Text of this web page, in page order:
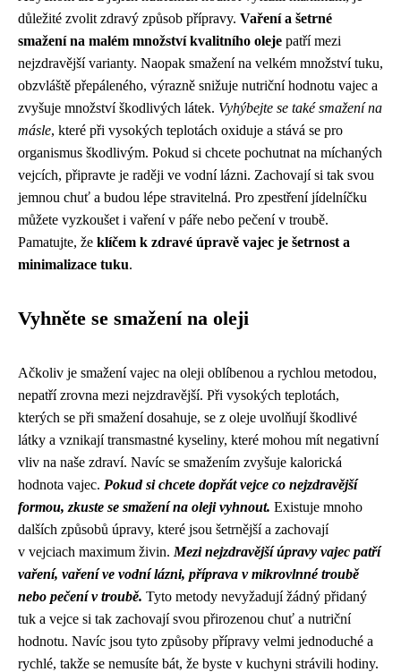
důležité zvolit zdravý způsob přípravy. Vaření a šetrné
smažení na malém množství kvalitního oleje patří mezi
nejzdravější varianty. Naopak smažení na velkém množství tuku,
obzvláště přepáleného, ​​výrazně snižuje nutriční hodnotu vajec a
zvyšuje množství škodlivých látek. Vyhýbejte se také smažení na
másle, které při vysokých teplotách oxiduje a stává se pro
organismus škodlivým. Pokud si chcete pochutnat na míchaných
vejcích, připravte je raději ve vodní lázni. Zachovají si tak svou
jemnou chuť a budou lépe stravitelná. Pro zpestření jídelníčku
můžete vyzkoušet i vaření v páře nebo pečení v troubě.
Pamatujte, že klíčem k zdravé úpravě vajec je šetrnost a
minimalizace tuku.
Vyhněte se smažení na oleji
Ačkoliv je smažení vajec na oleji oblíbenou a rychlou metodou,
nepatří zrovna mezi nejzdravější. Při vysokých teplotách,
kterých se při smažení dosahuje, se z oleje uvolňují škodlivé
látky a vznikají transmastné kyseliny, které mohou mít negativní
vliv na naše zdraví. Navíc se smažením zvyšuje kalorická
hodnota vajec. Pokud si chcete dopřát vejce co nejzdravější
formou, zkuste se smažení na oleji vyhnout. Existuje mnoho
dalších způsobů úpravy, které jsou šetrnější a zachovají
v vejciach maximum živin. Mezi nejzdravější úpravy vajec patří
vaření, vaření ve vodní lázni, příprava v mikrovlnné troubě
nebo pečení v troubě. Tyto metody nevyžadují žádný přidaný
tuk a vejce si tak zachovají svou přirozenou chuť a nutriční
hodnotu. Navíc jsou tyto způsoby přípravy velmi jednoduché a
rychlé, takže se nemusíte bát, že byste v kuchyni strávili hodiny.